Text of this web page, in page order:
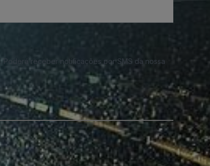
. Poderá receber notificações por SMS da nossa